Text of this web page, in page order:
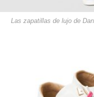
Las zapatillas de lujo de